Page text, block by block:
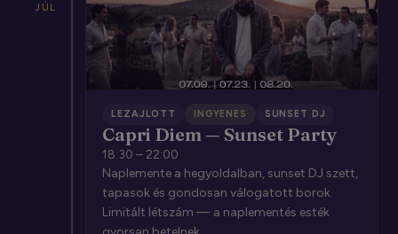
JÚL
LEZAJLOTT INGYENES SUNSET DJ
Capri Diem — Sunset Party
18:30 – 22:00
Naplemente a hegyoldalban, sunset DJ szett,
tapasok és gondosan válogatott borok.
Limitált létszám — a naplementés esték